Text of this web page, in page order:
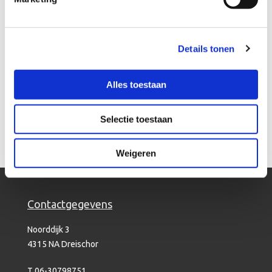
Details tonen
Alles toestaan
Selectie toestaan
Weigeren
Omdat bij verzuim wegens psychische klachten snelheid van
interventie van groot belang is vindt de intake vanaf aanmelding
Spreekt onze effectieve en betaalbare manier van online
verzuimbegeleiding u aan? Mail ons dan of klik hier voor het invullen
van het contactformulier, binnen 24 uur nemen wijcontactmet u op.
Contactgegevens
Noorddijk 3
4315 NA Dreischor